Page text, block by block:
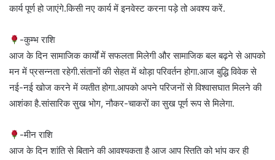
कार्य पूर्ण हो जाएंगे.किसी नए कार्य में इनवेस्ट करना पड़े तो अवश्य करें.
-कुम्भ राशि
आज के दिन सामाजिक कार्यों में सफलता मिलेगी और सामाजिक बल बढ़ने से आपको
मन में प्रसन्नता रहेगी.संतानों की सेहत में थोड़ा परिवर्तन होगा.आज बुद्धि विवेक से
नई-नई खोज करने में व्यतीत होगा.आपको अपने परिजनों से विश्वासघात मिलने की
आशंका है.सांसारिक सुख भोग, नौकर-चाकरों का सुख पूर्ण रूप से मिलेगा.
-मीन राशि
आज के दिन शांति से बिताने की आवश्यकता है आज आप स्तिति को भांप कर ही